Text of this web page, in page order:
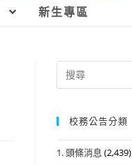
新生專區
Search
for:
校務公告分類
1. 頭條消息 (2,439)